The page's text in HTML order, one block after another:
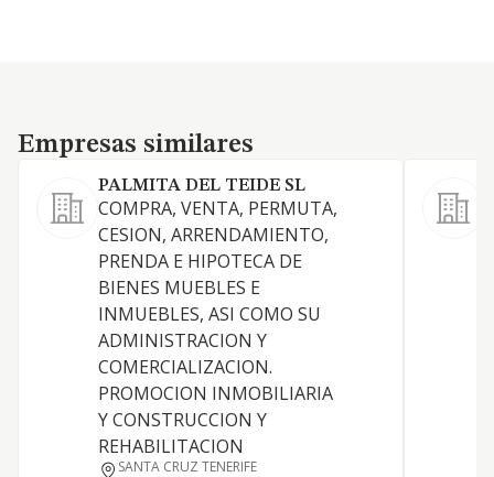
Empresas similares
Empresas similares
PALMITA DEL TEIDE SL
COMPRA, VENTA, PERMUTA,
CESION, ARRENDAMIENTO,
PRENDA E HIPOTECA DE
BIENES MUEBLES E
INMUEBLES, ASI COMO SU
ADMINISTRACION Y
COMERCIALIZACION.
PROMOCION INMOBILIARIA
Y CONSTRUCCION Y
REHABILITACION
SANTA CRUZ TENERIFE